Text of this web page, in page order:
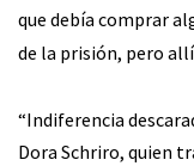
que debía comprar
de la prisión, pero
“Indiferencia
Dora Schriro, quien